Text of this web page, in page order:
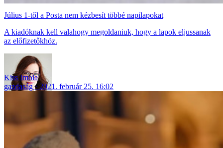
Július 1-től a Posta nem kézbesít többé napilapokat
A kiadóknak kell valahogy megoldaniuk, hogy a lapok eljussanak
az előfizetőkhöz.
Kiss Imola
gazdaság
2021. február 25. 16:02